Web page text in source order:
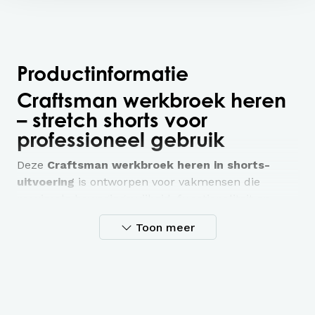
Productinformatie
Craftsman werkbroek heren
– stretch shorts voor
professioneel gebruik
Deze Craftsman werkbroek heren in shorts-
uitvoering is ontworpen voor vakmensen die
duurzaamheid nodig hebben tijdens het werk. De
werkshort is gemaakt van4-way
Toon meer